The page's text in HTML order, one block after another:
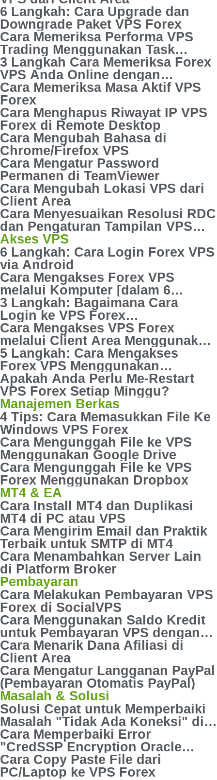
6 Langkah: Cara Upgrade dan
Downgrade Paket VPS Forex
Cara Memeriksa Performa VPS
Trading Menggunakan Task
Manager
3 Langkah Cara Memeriksa Forex
VPS Anda Online dengan
Perintah Ping
Cara Memeriksa Masa Aktif VPS
Forex
Cara Menghapus Riwayat IP VPS
Forex di Remote Desktop
Cara Mengubah Bahasa di
Chrome/Firefox VPS
Cara Mengatur Password
Permanen di TeamViewer
Cara Mengubah Lokasi VPS dari
Client Area
Cara Menyesuaikan Resolusi RDC
dan Pengaturan Tampilan VPS
Forex
Akses VPS
6 Langkah: Cara Login Forex VPS
via Android
Cara Mengakses Forex VPS
melalui Komputer [dalam 6
Langkah Mudah]
3 Langkah: Bagaimana Cara
Login ke VPS Forex
Menggunakan MacOs
Cara Mengakses VPS Forex
melalui Client Area Menggunakan
no-VNC Console
5 Langkah: Cara Mengakses
Forex VPS Menggunakan
TeamViewer
Apakah Anda Perlu Me-Restart
VPS Forex Setiap Minggu?
Manajemen Berkas
4 Tips: Cara Memasukkan File Ke
Windows VPS Forex
Cara Mengunggah File ke VPS
Menggunakan Google Drive
Cara Mengunggah File ke VPS
Forex Menggunakan Dropbox
MT4 & EA
Cara Install MT4 dan Duplikasi
MT4 di PC atau VPS
Cara Mengirim Email dan Praktik
Terbaik untuk SMTP di MT4
Cara Menambahkan Server Lain
di Platform Broker
Pembayaran
Cara Melakukan Pembayaran VPS
Forex di SocialVPS
Cara Menggunakan Saldo Kredit
untuk Pembayaran VPS dengan
Mudah
Cara Menarik Dana Afiliasi di
Client Area
Cara Mengatur Langganan PayPal
(Pembayaran Otomatis PayPal)
Masalah & Solusi
Solusi Cepat untuk Memperbaiki
Masalah "Tidak Ada Koneksi" di
MT4
Cara Memperbaiki Error
"CredSSP Encryption Oracle
Remediation" di RDC
Cara Copy Paste File dari
PC/Laptop ke VPS Forex